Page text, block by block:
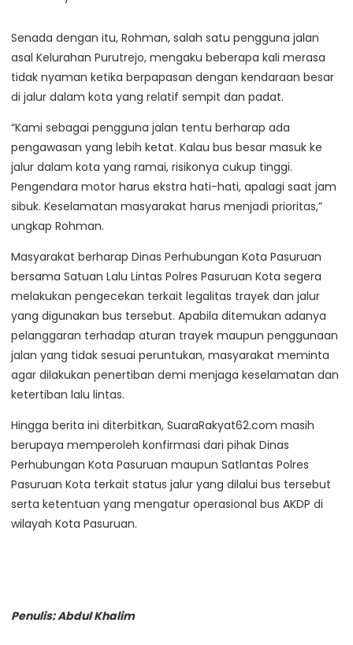
Senada dengan itu, Rohman, salah satu pengguna jalan
asal Kelurahan Purutrejo, mengaku beberapa kali merasa
tidak nyaman ketika berpapasan dengan kendaraan besar
di jalur dalam kota yang relatif sempit dan padat.
“Kami sebagai pengguna jalan tentu berharap ada
pengawasan yang lebih ketat. Kalau bus besar masuk ke
jalur dalam kota yang ramai, risikonya cukup tinggi.
Pengendara motor harus ekstra hati-hati, apalagi saat jam
sibuk. Keselamatan masyarakat harus menjadi prioritas,”
ungkap Rohman.
Masyarakat berharap Dinas Perhubungan Kota Pasuruan
bersama Satuan Lalu Lintas Polres Pasuruan Kota segera
melakukan pengecekan terkait legalitas trayek dan jalur
yang digunakan bus tersebut. Apabila ditemukan adanya
pelanggaran terhadap aturan trayek maupun penggunaan
jalan yang tidak sesuai peruntukan, masyarakat meminta
agar dilakukan penertiban demi menjaga keselamatan dan
ketertiban lalu lintas.
Hingga berita ini diterbitkan, SuaraRakyat62.com masih
berupaya memperoleh konfirmasi dari pihak Dinas
Perhubungan Kota Pasuruan maupun Satlantas Polres
Pasuruan Kota terkait status jalur yang dilalui bus tersebut
serta ketentuan yang mengatur operasional bus AKDP di
wilayah Kota Pasuruan.
Penulis: Abdul Khalim